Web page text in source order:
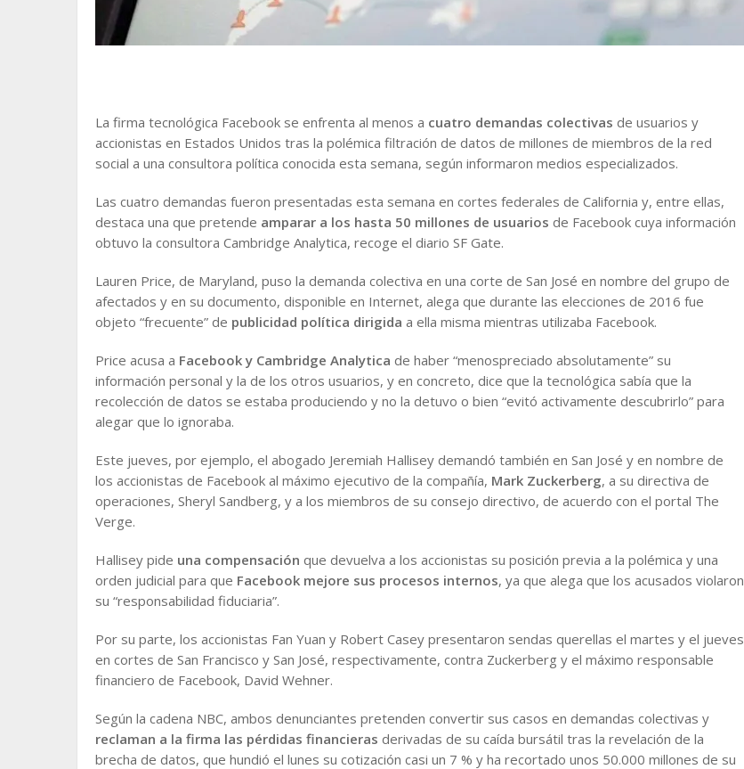
La firma tecnológica Facebook se enfrenta al menos a cuatro demandas colectivas de usuarios y
accionistas en Estados Unidos tras la polémica filtración de datos de millones de miembros de la red
social a una consultora política conocida esta semana, según informaron medios especializados.
Las cuatro demandas fueron presentadas esta semana en cortes federales de California y, entre ellas,
destaca una que pretende amparar a los hasta 50 millones de usuarios de Facebook cuya información
obtuvo la consultora Cambridge Analytica, recoge el diario SF Gate.
Lauren Price, de Maryland, puso la demanda colectiva en una corte de San José en nombre del grupo de
afectados y en su documento, disponible en Internet, alega que durante las elecciones de 2016 fue
objeto “frecuente” de publicidad política dirigida a ella misma mientras utilizaba Facebook.
Price acusa a Facebook y Cambridge Analytica de haber “menospreciado absolutamente” su
información personal y la de los otros usuarios, y en concreto, dice que la tecnológica sabía que la
recolección de datos se estaba produciendo y no la detuvo o bien “evitó activamente descubrirlo” para
alegar que lo ignoraba.
Este jueves, por ejemplo, el abogado Jeremiah Hallisey demandó también en San José y en nombre de
los accionistas de Facebook al máximo ejecutivo de la compañía, Mark Zuckerberg, a su directiva de
operaciones, Sheryl Sandberg, y a los miembros de su consejo directivo, de acuerdo con el portal The
Verge.
Hallisey pide una compensación que devuelva a los accionistas su posición previa a la polémica y una
orden judicial para que Facebook mejore sus procesos internos, ya que alega que los acusados violaron
su “responsabilidad fiduciaria”.
Por su parte, los accionistas Fan Yuan y Robert Casey presentaron sendas querellas el martes y el jueves
en cortes de San Francisco y San José, respectivamente, contra Zuckerberg y el máximo responsable
financiero de Facebook, David Wehner.
Según la cadena NBC, ambos denunciantes pretenden convertir sus casos en demandas colectivas y
reclaman a la firma las pérdidas financieras derivadas de su caída bursátil tras la revelación de la
brecha de datos, que hundió el lunes su cotización casi un 7 % y ha recortado unos 50.000 millones de su